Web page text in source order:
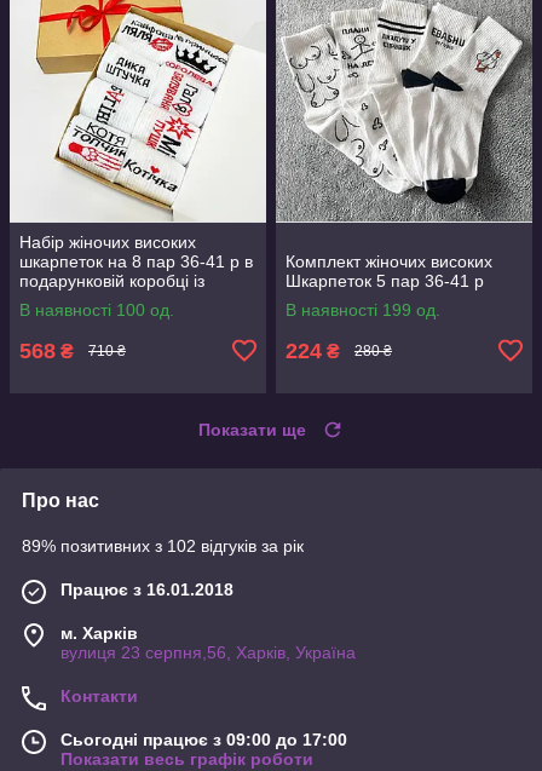
Набір жіночих високих
шкарпеток на 8 пар 36-41 р в
подарунковій коробці із
стрічкою
В наявності 100 од.
568 ₴ 710 ₴
Комплект жіночих високих
Шкарпеток 5 пар 36-41 р
В наявності 199 од.
224 ₴ 280 ₴
Показати ще
Про нас
89% позитивних з 102 відгуків за рік
Працює з 16.01.2018
м. Харків
вулиця 23 серпня,56, Харків, Україна
Контакти
Сьогодні працює з 09:00 до 17:00
Показати весь графік роботи